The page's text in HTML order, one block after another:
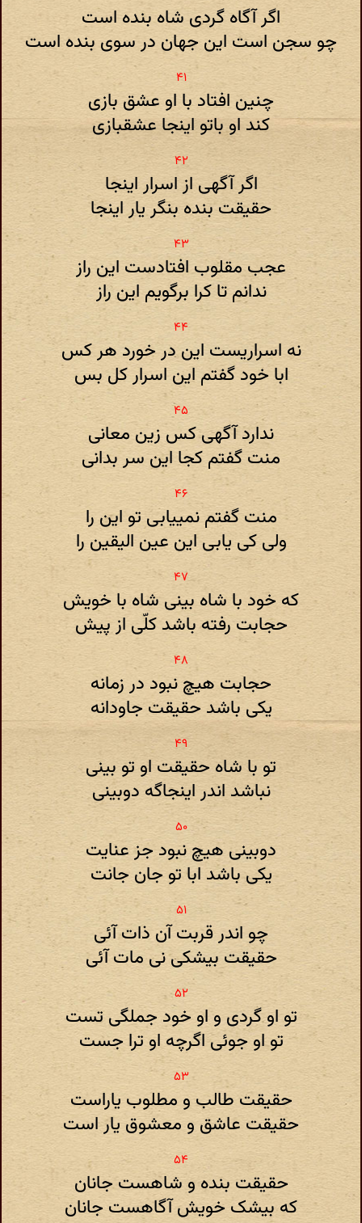
اگر آگاه گردی شاه بنده است
چو سجن است این جهان در سوی بنده است
چنین افتاد با او عشق بازی
کند او باتو اینجا عشقبازی
اگر آگهی از اسرار اینجا
حقیقت بنده بنگر یار اینجا
عجب مقلوب افتادست این راز
ندانم تا کرا برگویم این راز
نه اسراریست این در خورد هر کس
ابا خود گفتم این اسرار کل بس
ندارد آگهی کس زین معانی
منت گفتم کجا این سر بدانی
منت گفتم نمییابی تو این را
ولی کی یابی این عین الیقین را
که خود با شاه بینی شاه با خویش
حجابت رفته باشد کلّی از پیش
حجابت هیچ نبود در زمانه
یکی باشد حقیقت جاودانه
تو با شاه حقیقت او تو بینی
نباشد اندر اینجاگه دوبینی
دوبینی هیچ نبود جز عنایت
یکی باشد ابا تو جان جانت
چو اندر قربت آن ذات آئی
حقیقت بیشکی نی مات آئی
تو او گردی و او خود جملگی تست
تو او جوئی اگرچه او ترا جست
حقیقت طالب و مطلوب یاراست
حقیقت عاشق و معشوق یار است
حقیقت بنده و شاهست جانان
که بیشک خویش آگاهست جانان